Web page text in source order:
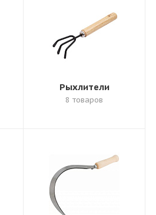
Рыхлители
8 товаров